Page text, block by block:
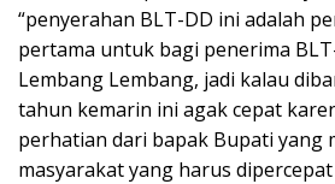
“penyerahan BLT-DD ini adalah
pertama untuk bagi penerima
Lembang Lembang, jadi kalau
tahun kemarin ini agak cepat
perhatian dari bapak Bupati yang
masyarakat yang harus